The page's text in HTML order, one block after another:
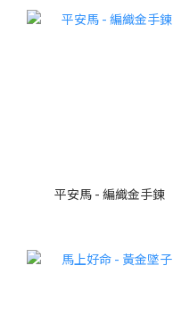
平安馬 - 編織金手鍊